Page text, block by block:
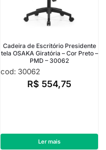
Cadeira de Escritório Presidente
tela OSAKA Giratória – Cor Preto –
PMD – 30062
cod: 30062
R$ 554,75
Ler mais